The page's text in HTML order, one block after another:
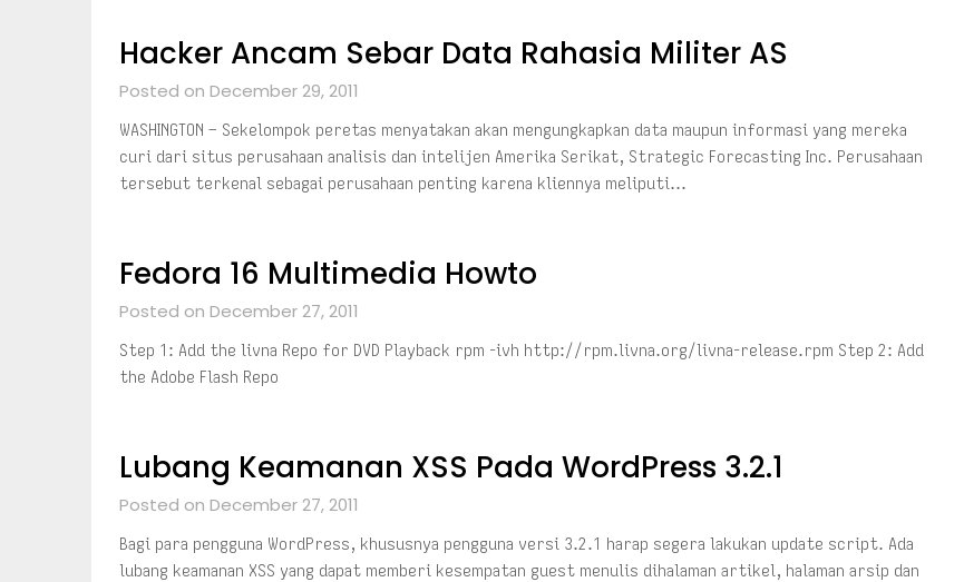
Hacker Ancam Sebar Data Rahasia Militer AS
Posted on December 29, 2011
WASHINGTON – Sekelompok peretas menyatakan akan mengungkapkan data maupun informasi yang mereka
curi dari situs perusahaan analisis dan intelijen Amerika Serikat, Strategic Forecasting Inc. Perusahaan
tersebut terkenal sebagai perusahaan penting karena kliennya meliputi…
Fedora 16 Multimedia Howto
Posted on December 27, 2011
Step 1: Add the livna Repo for DVD Playback rpm -ivh http://rpm.livna.org/livna-release.rpm Step 2: Add
the Adobe Flash Repo
Lubang Keamanan XSS Pada WordPress 3.2.1
Posted on December 27, 2011
Bagi para pengguna WordPress, khususnya pengguna versi 3.2.1 harap segera lakukan update script. Ada
lubang keamanan XSS yang dapat memberi kesempatan guest menulis dihalaman artikel, halaman arsip dan